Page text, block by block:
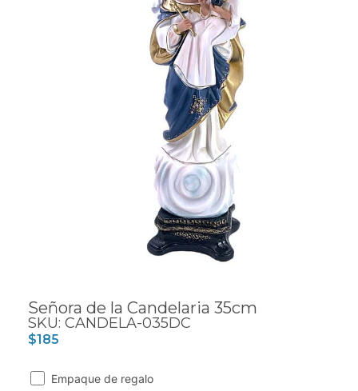
Señora de la Candelaria 35cm
SKU: CANDELA-035DC
$185
Empaque de regalo